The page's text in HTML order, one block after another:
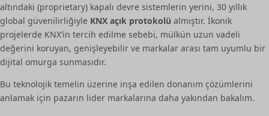
altındaki (proprietary) kapalı devre sistemlerin yerini, 30 yıllık
global güvenilirliğiyle KNX açık protokolü almıştır. İkonik
projelerde KNX’in tercih edilme sebebi, mülkün uzun vadeli
değerini koruyan, genişleyebilir ve markalar arası tam uyumlu bir
dijital omurga sunmasıdır.
Bu teknolojik temelin üzerine inşa edilen donanım çözümlerini
anlamak için pazarın lider markalarına daha yakından bakalım.